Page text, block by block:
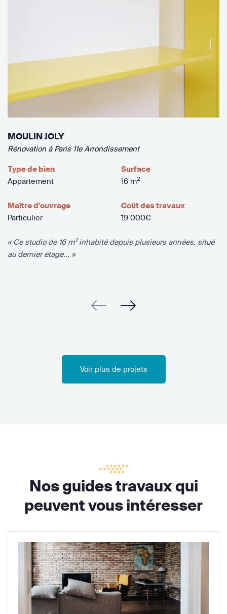
MOULIN JOLY
Rénovation à Paris 11e Arrondissement
Type de bien
Appartement
Surface
16 m2
Maître d'ouvrage
Particulier
Coût des travaux
19 000€
« Ce studio de 16 m² inhabité depuis plusieurs années, situé
au dernier étage... »
Voir plus de projets
Nos guides travaux qui
peuvent vous intéresser